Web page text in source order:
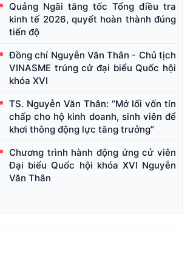
Quảng Ngãi tăng tốc Tổng điều tra
kinh tế 2026, quyết hoàn thành đúng
tiến độ
Đồng chí Nguyễn Văn Thân - Chủ tịch
VINASME trúng cử đại biểu Quốc hội
khóa XVI
TS. Nguyễn Văn Thân: “Mở lối vốn tín
chấp cho hộ kinh doanh, sinh viên để
khơi thông động lực tăng trưởng”
Chương trình hành động ứng cử viên
Đại biểu Quốc hội khóa XVI Nguyễn
Văn Thân